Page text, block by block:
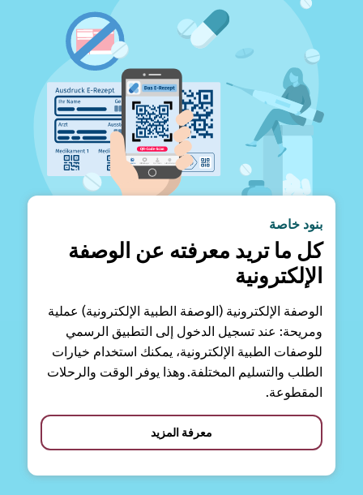
بنود خاصة
كل ما تريد معرفته عن الوصفة
الإلكترونية
الوصفة الإلكترونية (الوصفة الطبية الإلكترونية) عملية
ومريحة: عند تسجيل الدخول إلى التطبيق الرسمي
للوصفات الطبية الإلكترونية، يمكنك استخدام خيارات
الطلب والتسليم المختلفة. وهذا يوفر الوقت والرحلات
المقطوعة.
معرفة المزيد